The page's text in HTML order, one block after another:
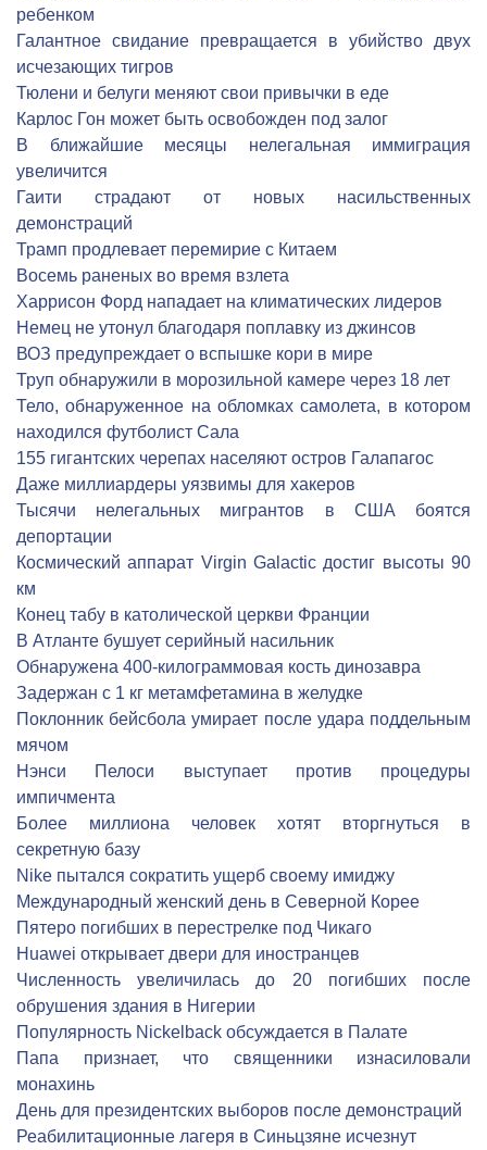
ребенком
Галантное свидание превращается в убийство двух
исчезающих тигров
Тюлени и белуги меняют свои привычки в еде
Карлос Гон может быть освобожден под залог
В ближайшие месяцы нелегальная иммиграция
увеличится
Гаити страдают от новых насильственных
демонстраций
Трамп продлевает перемирие с Китаем
Восемь раненых во время взлета
Харрисон Форд нападает на климатических лидеров
Немец не утонул благодаря поплавку из джинсов
ВОЗ предупреждает о вспышке кори в мире
Труп обнаружили в морозильной камере через 18 лет
Тело, обнаруженное на обломках самолета, в котором
находился футболист Сала
155 гигантских черепах населяют остров Галапагос
Даже миллиардеры уязвимы для хакеров
Тысячи нелегальных мигрантов в США боятся
депортации
Космический аппарат Virgin Galactic достиг высоты 90
км
Конец табу в католической церкви Франции
В Атланте бушует серийный насильник
Обнаружена 400-килограммовая кость динозавра
Задержан с 1 кг метамфетамина в желудке
Поклонник бейсбола умирает после удара поддельным
мячом
Нэнси Пелоси выступает против процедуры
импичмента
Более миллиона человек хотят вторгнуться в
секретную базу
Nike пытался сократить ущерб своему имиджу
Международный женский день в Северной Корее
Пятеро погибших в перестрелке под Чикаго
Huawei открывает двери для иностранцев
Численность увеличилась до 20 погибших после
обрушения здания в Нигерии
Популярность Nickelback обсуждается в Палате
Папа признает, что священники изнасиловали
монахинь
День для президентских выборов после демонстраций
Реабилитационные лагеря в Синьцзяне исчезнут